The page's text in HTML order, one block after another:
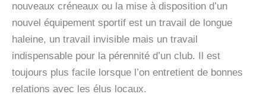
nouveaux créneaux ou la mise à disposition d’un
nouvel équipement sportif est un travail de longue
haleine, un travail invisible mais un travail
indispensable pour la pérennité d’un club. Il est
toujours plus facile lorsque l’on entretient de bonnes
relations avec les élus locaux.